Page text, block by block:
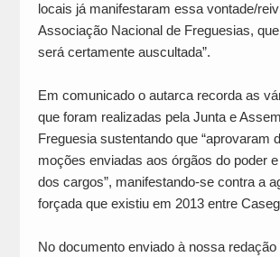
locais já manifestaram essa vontade/
Associação Nacional de Freguesias,
será certamente auscultada”.
Em comunicado o autarca recorda as
que foram realizadas pela Junta e
Freguesia sustentando que “aprovaram
moções enviadas aos órgãos do poder
dos cargos”, manifestando-se contra a
forçada que existiu em 2013 entre
No documento enviado à nossa redação